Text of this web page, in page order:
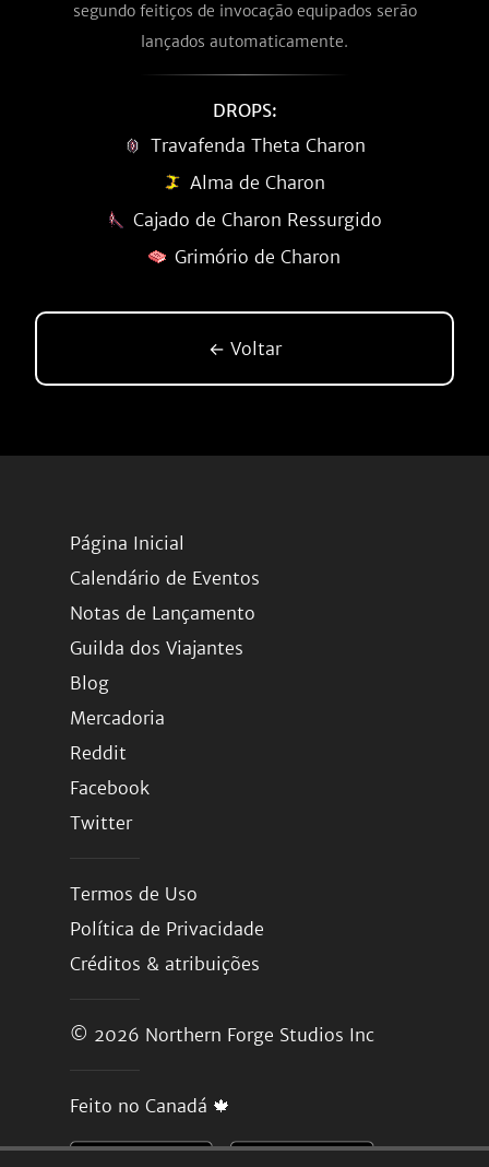
segundo feitiços de invocação equipados serão
lançados automaticamente.
DROPS:
Travafenda Theta Charon
Alma de Charon
Cajado de Charon Ressurgido
Grimório de Charon
← Voltar
Página Inicial
Calendário de Eventos
Notas de Lançamento
Guilda dos Viajantes
Blog
Mercadoria
Reddit
Facebook
Twitter
Termos de Uso
Política de Privacidade
Créditos & atribuições
© 2026 Northern Forge Studios Inc
Feito no Canadá 🍁